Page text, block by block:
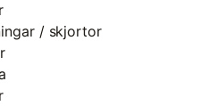
/ skjortor